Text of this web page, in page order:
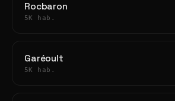
Rocbaron
5K hab.
Garéoult
5K hab.